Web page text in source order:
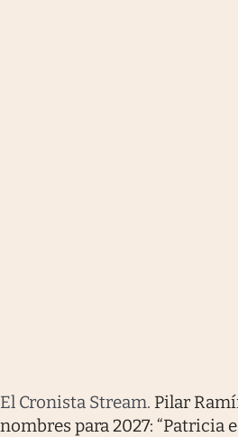
El Cronista Stream. Pilar
nombres para 2027: “Patricia